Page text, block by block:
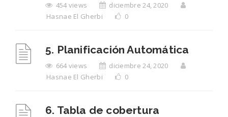
454 views
diciembre 24, 2020
Hasnae El Gherbi
0
5. Planificación Automática
664 views
diciembre 24, 2020
Hasnae El Gherbi
0
6. Tabla de cobertura